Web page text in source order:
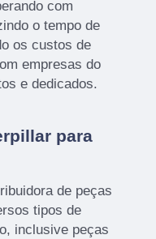
com
o tempo de
os custos de
empresas do
e dedicados.
para
de peças
tipos de
inclusive peças